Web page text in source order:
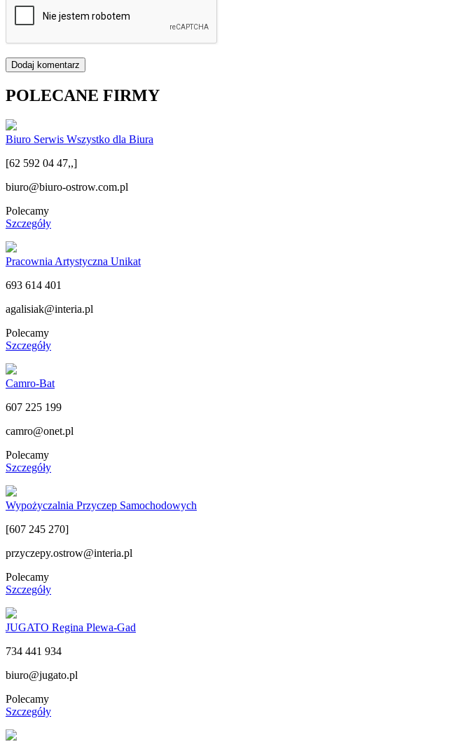
Dodaj komentarz
POLECANE FIRMY
Biuro Serwis Wszystko dla Biura
[62 592 04 47,,]
biuro@biuro-ostrow.com.pl
Polecamy
Szczegóły
Pracownia Artystyczna Unikat
693 614 401
agalisiak@interia.pl
Polecamy
Szczegóły
Camro-Bat
607 225 199
camro@onet.pl
Polecamy
Szczegóły
Wypożyczalnia Przyczep Samochodowych
[607 245 270]
przyczepy.ostrow@interia.pl
Polecamy
Szczegóły
JUGATO Regina Plewa-Gad
734 441 934
biuro@jugato.pl
Polecamy
Szczegóły